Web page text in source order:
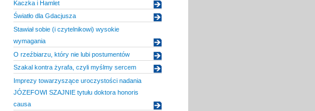
Kaczka i Hamlet
Światło dla Gdacjusza
Stawiał sobie (i czytelnikowi) wysokie
wymagania
O rzeźbiarzu, który nie lubi postumentów
Szakal kontra żyrafa, czyli myślmy sercem
Imprezy towarzyszące uroczystości nadania
JÓZEFOWI SZAJNIE tytułu doktora honoris
causa